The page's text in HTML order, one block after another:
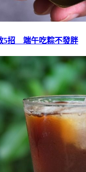
5招 端午吃粽不發胖